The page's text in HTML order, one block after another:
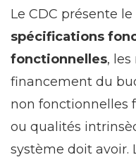
Le CDC présente
spécifications
fonctionnelles, les
financement du
non fonctionnelles
ou qualités
système doit avoir.